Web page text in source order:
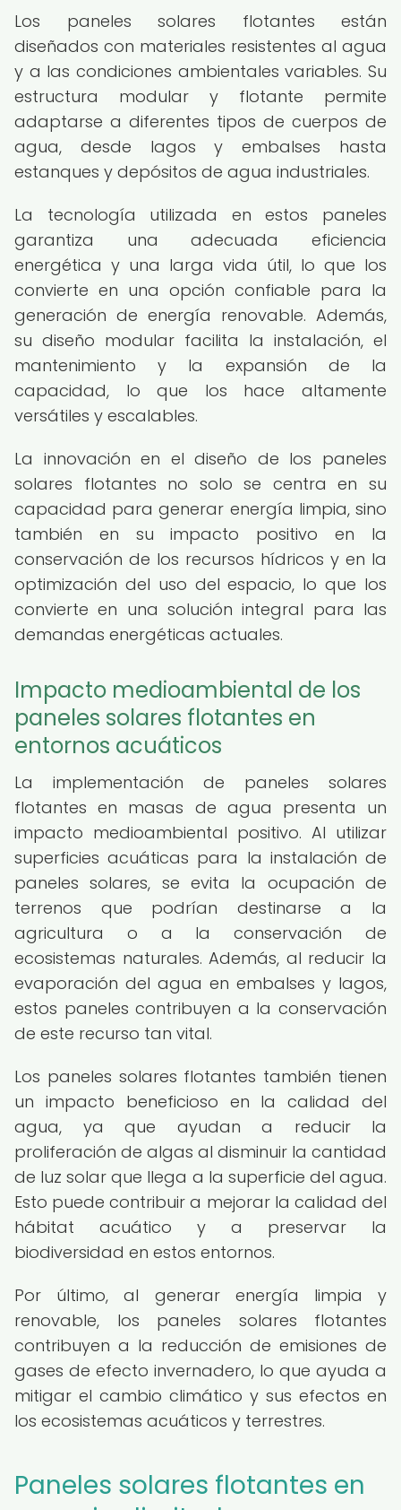
Los paneles solares flotantes están
diseñados con materiales resistentes al agua
y a las condiciones ambientales variables. Su
estructura modular y flotante permite
adaptarse a diferentes tipos de cuerpos de
agua, desde lagos y embalses hasta
estanques y depósitos de agua industriales.
La tecnología utilizada en estos paneles
garantiza una adecuada eficiencia
energética y una larga vida útil, lo que los
convierte en una opción confiable para la
generación de energía renovable. Además,
su diseño modular facilita la instalación, el
mantenimiento y la expansión de la
capacidad, lo que los hace altamente
versátiles y escalables.
La innovación en el diseño de los paneles
solares flotantes no solo se centra en su
capacidad para generar energía limpia, sino
también en su impacto positivo en la
conservación de los recursos hídricos y en la
optimización del uso del espacio, lo que los
convierte en una solución integral para las
demandas energéticas actuales.
Impacto medioambiental de los
paneles solares flotantes en
entornos acuáticos
La implementación de paneles solares
flotantes en masas de agua presenta un
impacto medioambiental positivo. Al utilizar
superficies acuáticas para la instalación de
paneles solares, se evita la ocupación de
terrenos que podrían destinarse a la
agricultura o a la conservación de
ecosistemas naturales. Además, al reducir la
evaporación del agua en embalses y lagos,
estos paneles contribuyen a la conservación
de este recurso tan vital.
Los paneles solares flotantes también tienen
un impacto beneficioso en la calidad del
agua, ya que ayudan a reducir la
proliferación de algas al disminuir la cantidad
de luz solar que llega a la superficie del agua.
Esto puede contribuir a mejorar la calidad del
hábitat acuático y a preservar la
biodiversidad en estos entornos.
Por último, al generar energía limpia y
renovable, los paneles solares flotantes
contribuyen a la reducción de emisiones de
gases de efecto invernadero, lo que ayuda a
mitigar el cambio climático y sus efectos en
los ecosistemas acuáticos y terrestres.
Paneles solares flotantes en